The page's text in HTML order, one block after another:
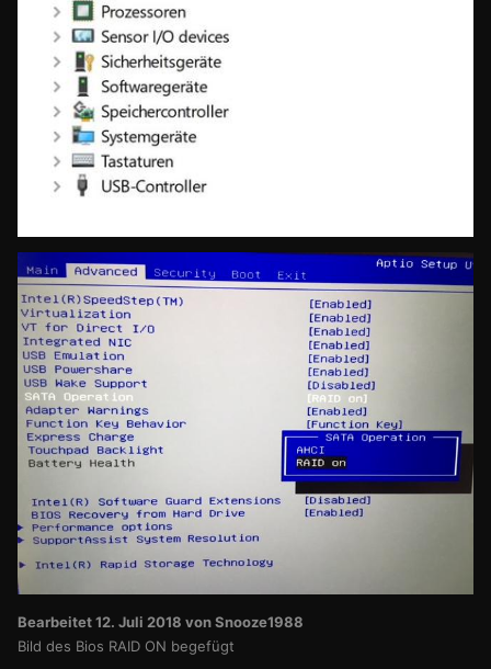
Bearbeitet12. Juli 2018 von Snooze1988
Bild des Bios RAID ON begefügt